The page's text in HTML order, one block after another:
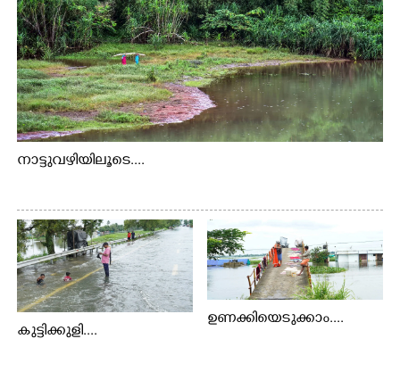
നാട്ടുവഴിയിലൂടെ....
കുട്ടിക്കുളി....
ഉണക്കിയെടുക്കാം....